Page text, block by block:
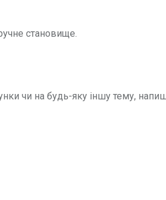
становище.
чи на будь-яку іншу тему,